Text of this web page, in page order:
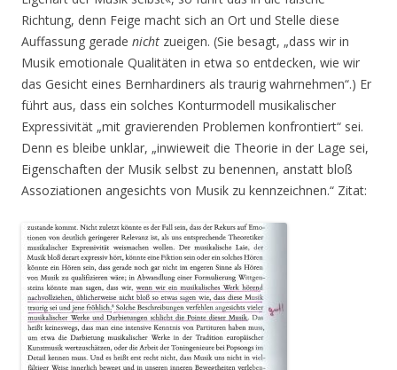
Richtung, denn Feige macht sich an Ort und Stelle diese
Auffassung gerade nicht zueigen. (Sie besagt, „dass wir in
Musik emotionale Qualitäten in etwa so entdecken, wie wir
das Gesicht eines Bernhardiners als traurig wahrnehmen“.) Er
führt aus, dass ein solches Konturmodell musikalischer
Expressivität „mit gravierenden Problemen konfrontiert“ sei.
Denn es bleibe unklar, „inwieweit die Theorie in der Lage sei,
Eigenschaften der Musik selbst zu benennen, anstatt bloß
Assoziationen angesichts von Musik zu kennzeichnen.“ Zitat: